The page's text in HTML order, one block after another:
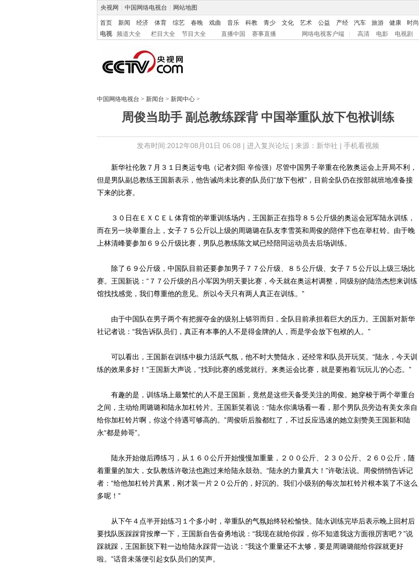
央视网 中国网络电视台 网站地图
首页 新闻 经济 体育 综艺 春晚 戏曲 音乐 科教 青少 文化 艺术 公益 产经 汽车 旅游 健康 时尚
电视
频道大全 栏目大全 节目大全 直播中国 赛事直播 网络电视客户端 高清 电影 电视剧
中国网络电视台 > 新闻台 > 新闻中心 >
周俊当助手 副总教练踩背 中国举重队放下包袱训练
发布时间:2012年08月01日 06:08 | 进入复兴论坛| 来源：新华社 | 手机看视频
新华社伦敦７月３１日奥运专电（记者刘阳 辛俭强）尽管中国男子举重在伦敦奥运会上开局不利，
但是男队副总教练王国新表示，他告诫尚未比赛的队员们“放下包袱”，目前全队仍在按部就班地准备接
下来的比赛。
３０日在ＥＸＣＥＬ体育馆的举重训练场内，王国新正在指导８５公斤级的奥运会冠军陆永训练，
而在另一块举重台上，女子７５公斤以上级的周璐璐在队友李雪英和周俊的陪伴下也在举杠铃。由于晚
上林清峰要参加６９公斤级比赛，男队总教练陈文斌已经陪同运动员去后场训练。
除了６９公斤级，中国队目前还要参加男子７７公斤级、８５公斤级、女子７５公斤以上级三场比
赛。王国新说：“７７公斤级的吕小军因为明天要比赛，今天就在奥运村调整，同级别的陆浩杰想来训练
馆找找感觉，我们尊重他的意见。所以今天只有两人真正在训练。”
由于中国队在男子两个有把握夺金的级别上铩羽而归，全队目前承担着巨大的压力。王国新对新华
社记者说：“我告诉队员们，真正有本事的人不是得金牌的人，而是学会放下包袱的人。”
可以看出，王国新在训练中极力活跃气氛，他不时大赞陆永，还经常和队员开玩笑。“陆永，今天训
练的效果多好！”王国新大声说，“找到比赛的感觉就行。来奥运会比赛，就是要抱着‘玩玩儿’的心态。”
有趣的是，训练场上最繁忙的人不是王国新，竟然是这些天备受关注的周俊。她穿梭于两个举重台
之间，主动给周璐璐和陆永加杠铃片。王国新笑着说：“陆永你满场看一看，那个男队员旁边有美女亲自
给你加杠铃片啊，你这个待遇可够高的。”周俊听后脸都红了，不过反应迅速的她立刻赞美王国新和陆
永“都是帅哥”。
陆永开始做后蹲练习，从１６０公斤开始慢慢加重量，２００公斤、２３０公斤、２６０公斤，随
着重量的加大，女队教练许敬法也跑过来给陆永鼓劲。“陆永的力量真大！”许敬法说。周俊悄悄告诉记
者：“给他加杠铃片真累，刚才装一片２０公斤的，好沉的。我们小级别的每次加杠铃片根本装了不这么
多呢！”
从下午４点半开始练习１个多小时，举重队的气氛始终轻松愉快。陆永训练完毕后表示晚上回村后
要找队医踩踩背按摩一下，王国新自告奋勇地说：“我现在就给你踩，你不知道我这方面很厉害吧？”说
踩就踩，王国新脱下鞋一边给陆永踩背一边说：“我这个重量还不太够，要是周璐璐能给你踩就更好
啦。”话音未落便引起女队员们的笑声。